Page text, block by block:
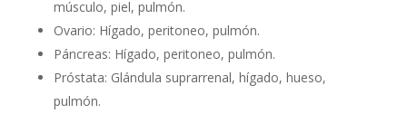
músculo, piel, pulmón.
Ovario: Hígado, peritoneo, pulmón.
Páncreas: Hígado, peritoneo, pulmón.
Próstata: Glándula suprarrenal, hígado, hueso,
pulmón.